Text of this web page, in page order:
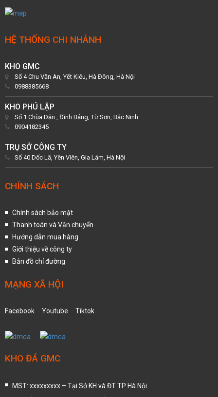
HỆ THỐNG CHI NHÁNH
KHO GMC
Số 4 Chu Văn An, Yết Kiêu, Hà Đông, Hà Nội
0988385668
KHO PHÚ LẬP
Số 1 Chùa Dận , Đình Bảng, Từ Sơn, Bắc Ninh
0904182345
TRỤ SỞ CÔNG TY
Số 40 Dốc Lã, Yên Viên, Gia Lâm, Hà Nội
CHÍNH SÁCH
Chính sách bảo mật
Thanh toán và Vận chuyển
Hướng dẫn mua hàng
Giới thiệu về công ty
Bản đồ chỉ đường
MẠNG XÃ HỘI
Facebook Youtube Tiktok
KHO ĐÁ GMC
MST: xxxxxxxxx – Tại Sở KH và ĐT TP Hà Nội